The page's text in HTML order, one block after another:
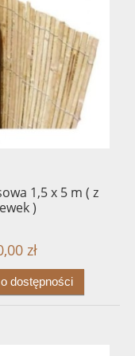
1,5 x 5 m ( z
)
zł
dostępności